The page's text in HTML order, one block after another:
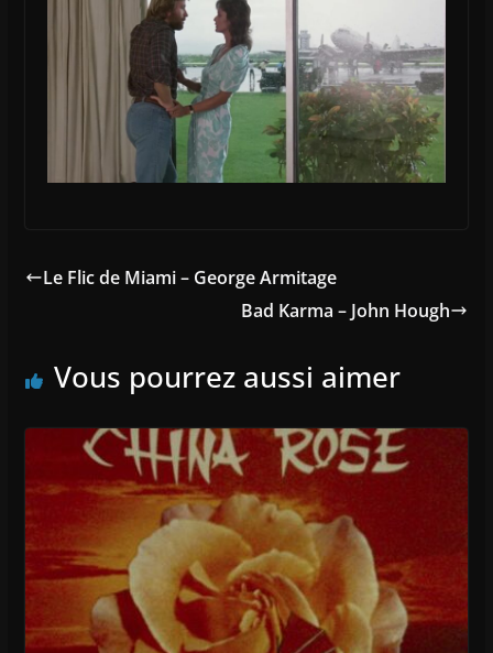
Le Flic de Miami – George Armitage
Bad Karma – John Hough
Vous pourrez aussi aimer